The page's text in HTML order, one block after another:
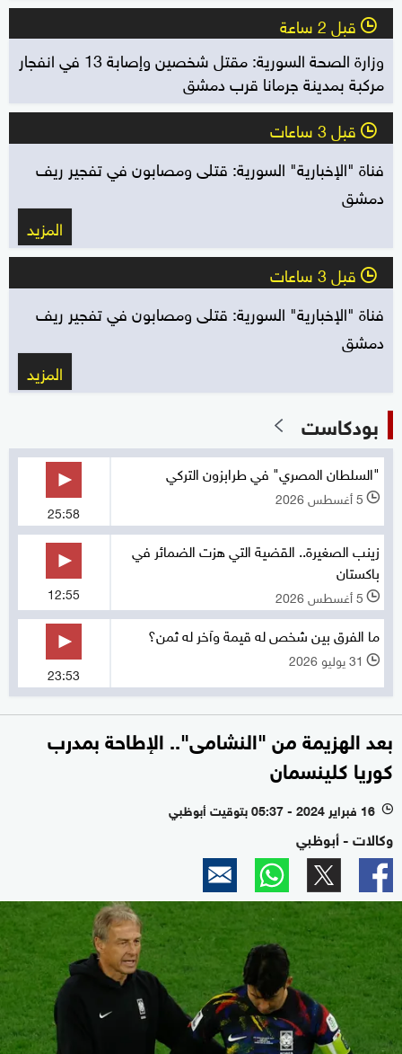
l قبل 2 ساعة
وزارة الصحة السورية: مقتل شخصين وإصابة 13 في انفجار
مركبة بمدينة جرمانا قرب دمشق
l قبل 3 ساعات
فناة "الإخبارية" السورية: قتلى ومصابون في تفجير ريف
دمشق
المزيد
l قبل 3 ساعات
فناة "الإخبارية" السورية: قتلى ومصابون في تفجير ريف
دمشق
المزيد
بودكاست
"السلطان المصري" في طرابزون التركي
l 5 أغسطس 2026
25:58
زينب الصغيرة.. القضية التي هزت الضمائر في
باكستان
l 5 أغسطس 2026 12:55
ما الفرق بين شخص له قيمة وآخر له ثمن؟
l 31 يوليو 2026
23:53
بعد الهزيمة من "النشامى".. الإطاحة بمدرب
كوريا كلينسمان
l 16 فبراير 2024 - 05:37 بتوقيت أبوظبي
وكالات - أبوظبي